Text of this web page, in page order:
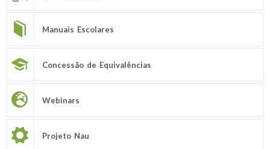
Manuais Escolares
Concessão de Equivalências
Webinars
Projeto Nau